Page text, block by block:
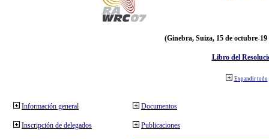
(Ginebra, Suiza, 15 de octubre-19
Libro del
Expandir todo
Información general
Inscripción de delegados
Documentos
Publicaciones